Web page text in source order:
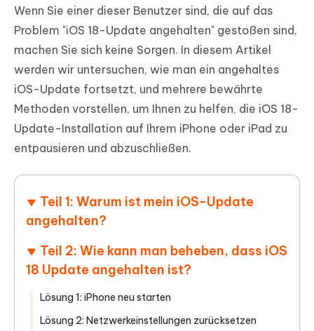
Wenn Sie einer dieser Benutzer sind, die auf das
Problem "iOS 18-Update angehalten" gestoßen sind,
machen Sie sich keine Sorgen. In diesem Artikel
werden wir untersuchen, wie man ein angehaltes
iOS-Update fortsetzt, und mehrere bewährte
Methoden vorstellen, um Ihnen zu helfen, die iOS 18-
Update-Installation auf Ihrem iPhone oder iPad zu
entpausieren und abzuschließen.
Teil 1: Warum ist mein iOS-Update
angehalten?
Teil 2: Wie kann man beheben, dass iOS
18 Update angehalten ist?
Lösung 1: iPhone neu starten
Lösung 2: Netzwerkeinstellungen zurücksetzen